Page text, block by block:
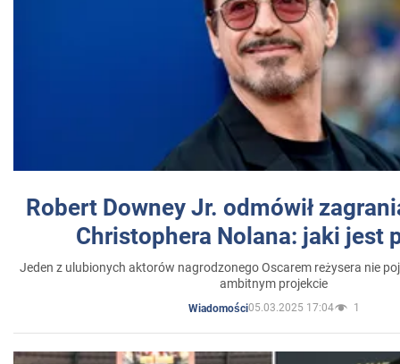
Robert Downey Jr. odmówił
Christophera Nolana: jaki jest
Jeden z ulubionych aktorów nagrodzonego Oscarem reżysera nie
ambitnym projekcie
Wiadomości05.03.2025 17:04 1